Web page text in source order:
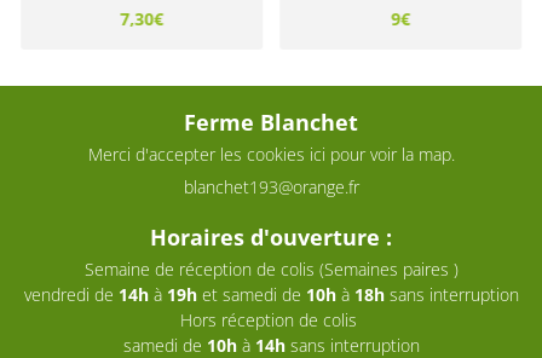
7,30€
9€
Ferme Blanchet
Merci d'accepter les cookies ici pour voir la map.
Horaires d'ouverture :
Semaine de réception de colis (Semaines paires )
vendredi de 14hà 19het samedi de 10hà 18hsans interruption
Hors réception de colis
samedi de 10hà 14hsans interruption